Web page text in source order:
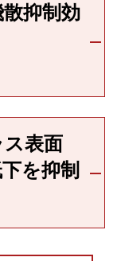
抑制効
表面
を抑制